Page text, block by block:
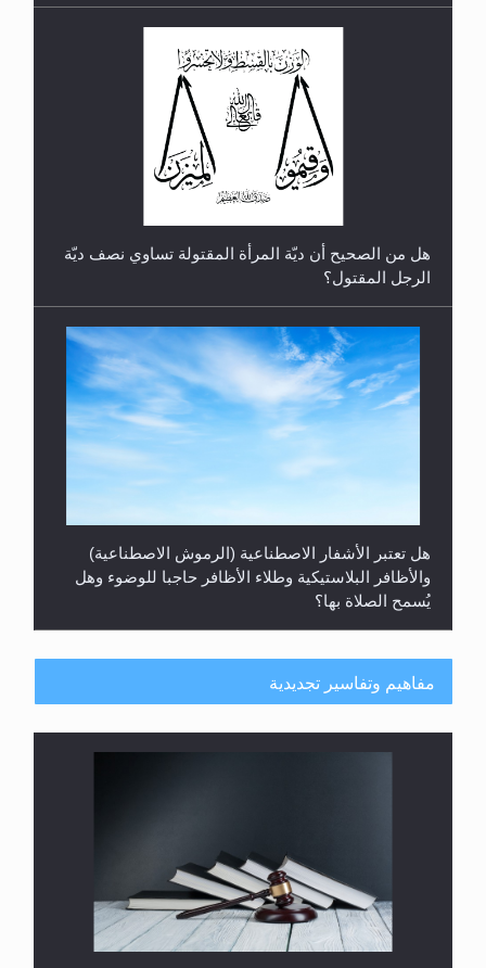
رأيٌ في لغة المسيح الموعود عليه السلام.. 4...
هل من الصحيح أن ديّة المرأة المقتولة تساوي نصف ديّة
الرجل المقتول؟
هل تعتبر الأشفار الاصطناعية (الرموش الاصطناعية)
والأظافر البلاستيكية وطلاء الأظافر حاجبا للوضوء وهل
يُسمح الصلاة بها؟
هل يُحسب حول الزكاة وفق السنة الميلادية أو الهجرية؟
مفاهيم وتفاسير تجديدية